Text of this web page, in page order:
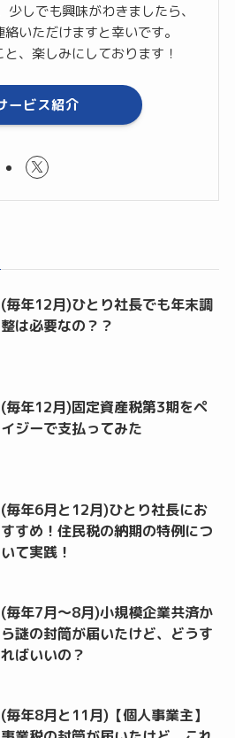
少しでも興味がわきましたら、
いただけますと幸いです。
、楽しみにしております！
ービス紹介
(毎年12月)ひとり社長でも年末調
整は必要なの？？
(毎年12月)固定資産税第3期をペ
イジーで支払ってみた
(毎年6月と12月)ひとり社長にお
すすめ！住民税の納期の特例につ
いて実践！
(毎年7月～8月)小規模企業共済か
ら謎の封筒が届いたけど、どうす
ればいいの？
(毎年8月と11月)【個人事業主】